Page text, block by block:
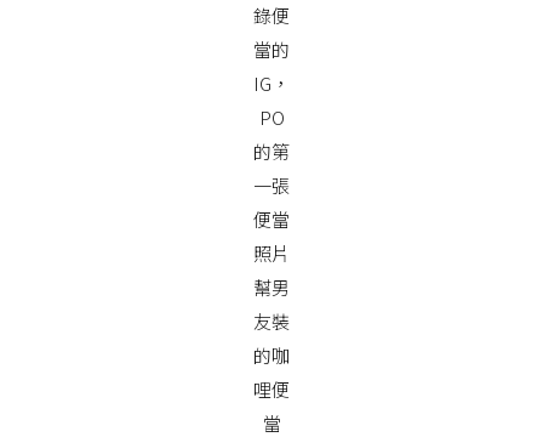
錄便
當的
IG，
PO
的第
一張
便當
照片
幫男
友裝
的咖
哩便
當